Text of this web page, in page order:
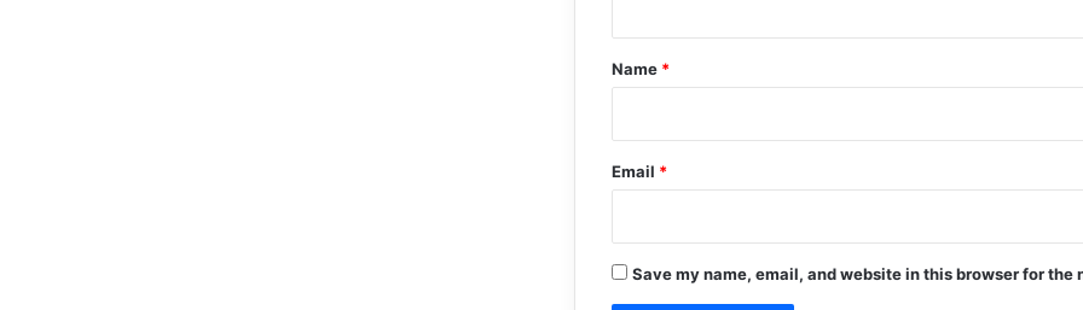
*
Name *
Email *
Save my name, email, and website in this browser for the